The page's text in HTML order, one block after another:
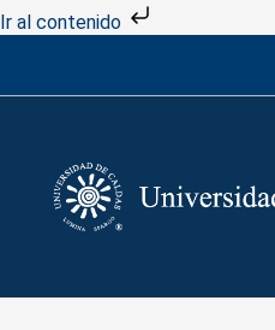
Ir al contenido